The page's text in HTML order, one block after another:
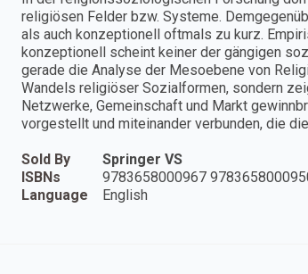
religiösen Felder bzw. Systeme.
als auch konzeptionell oftmals zu kurz.
konzeptionell scheint keiner der gängigen
gerade die Analyse der Mesoebene von
Wandels religiöser Sozialformen, sondern
Netzwerke, Gemeinschaft und Markt
vorgestellt und miteinander verbunden, die
Sold By
Springer VS
ISBNs
9783658000967
Language
English